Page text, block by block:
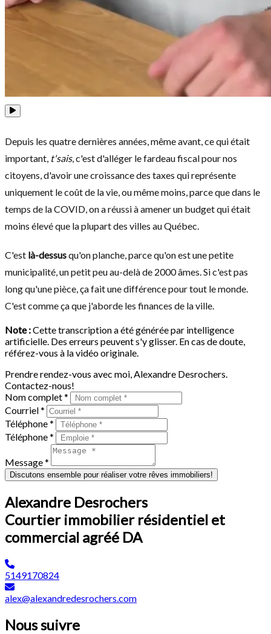
Depuis les quatre dernières années, même avant, ce qui était
important, t'sais, c'est d'alléger le fardeau fiscal pour nos
citoyens, d'avoir une croissance des taxes qui représente
uniquement le coût de la vie, ou même moins, parce que dans le
temps de la COVID, on a réussi à amener un budget qui était
moins élevé que la plupart des villes au Québec.
C'est là-dessusqu'on planche, parce qu'on est une petite
municipalité, un petit peu au-delà de 2000 âmes. Si c'est pas
long qu'une pièce, ça fait une différence pour tout le monde.
C'est comme ça que j'aborde les finances de la ville.
Note :Cette transcription a été générée par intelligence
artificielle. Des erreurs peuvent s'y glisser. En cas de doute,
référez-vous à la vidéo originale.
Prendre rendez-vous avec moi, Alexandre Desrochers.
Contactez-nous!
Nom complet *
Courriel *
Téléphone *
Téléphone *
Message *
Discutons ensemble pour réaliser votre rêves immobiliers!
Alexandre Desrochers
Courtier immobilier résidentiel et
commercial agréé DA
5149170824
alex@alexandredesrochers.com
Nous suivre